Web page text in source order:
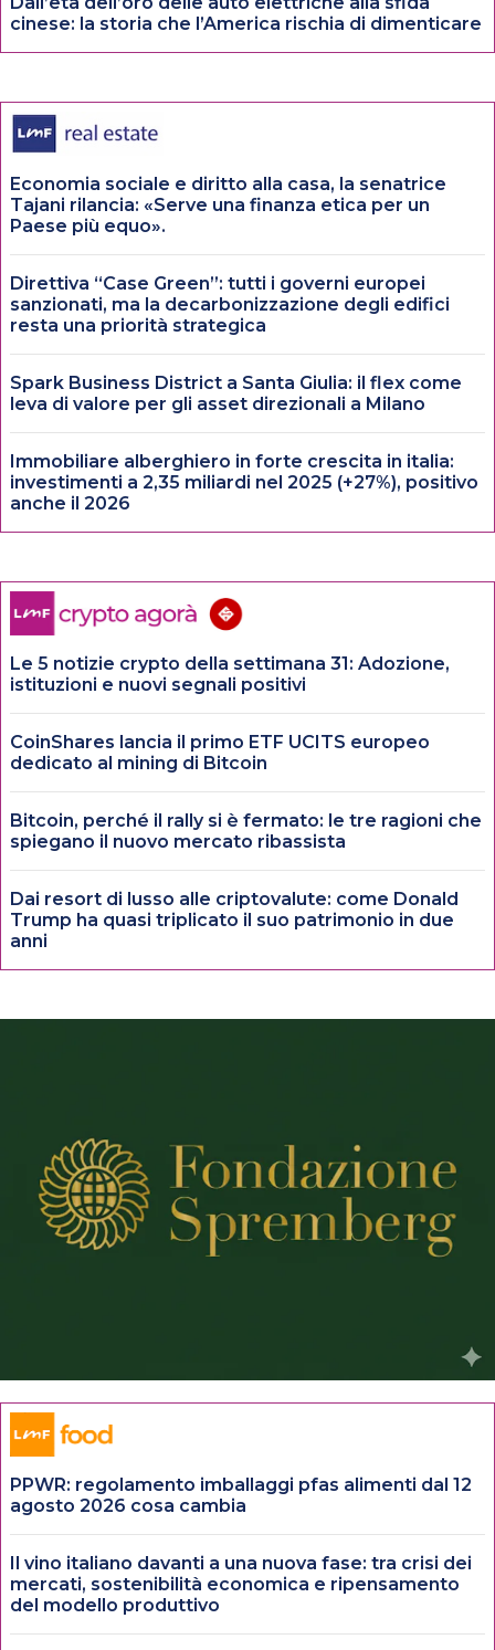
cinese: la storia che l’America rischia di dimenticare
Economia sociale e diritto alla casa, la senatrice
Tajani rilancia: «Serve una finanza etica per un
Paese più equo».
Direttiva “Case Green”: tutti i governi europei
sanzionati, ma la decarbonizzazione degli edifici
resta una priorità strategica
Spark Business District a Santa Giulia: il flex come
leva di valore per gli asset direzionali a Milano
Immobiliare alberghiero in forte crescita in italia:
investimenti a 2,35 miliardi nel 2025 (+27%), positivo
anche il 2026
Le 5 notizie crypto della settimana 31: Adozione,
istituzioni e nuovi segnali positivi
CoinShares lancia il primo ETF UCITS europeo
dedicato al mining di Bitcoin
Bitcoin, perché il rally si è fermato: le tre ragioni che
spiegano il nuovo mercato ribassista
Dai resort di lusso alle criptovalute: come Donald
Trump ha quasi triplicato il suo patrimonio in due
anni
PPWR: regolamento imballaggi pfas alimenti dal 12
agosto 2026 cosa cambia
Il vino italiano davanti a una nuova fase: tra crisi dei
mercati, sostenibilità economica e ripensamento
del modello produttivo